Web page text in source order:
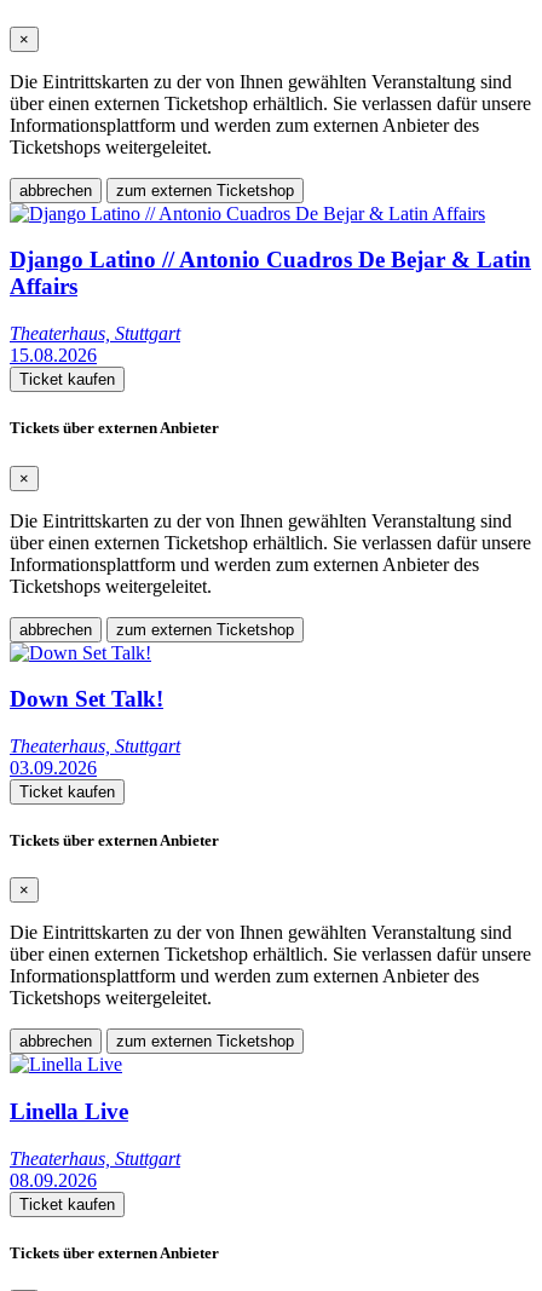
×
Die Eintrittskarten zu der von Ihnen gewählten Veranstaltung sind
über einen externen Ticketshop erhältlich. Sie verlassen dafür unsere
Informationsplattform und werden zum externen Anbieter des
Ticketshops weitergeleitet.
abbrechen zum externen Ticketshop
Django Latino // Antonio Cuadros De Bejar & Latin
Affairs
Theaterhaus, Stuttgart
15.08.2026
Ticket kaufen
Tickets über externen Anbieter
×
Die Eintrittskarten zu der von Ihnen gewählten Veranstaltung sind
über einen externen Ticketshop erhältlich. Sie verlassen dafür unsere
Informationsplattform und werden zum externen Anbieter des
Ticketshops weitergeleitet.
abbrechen zum externen Ticketshop
Down Set Talk!
Theaterhaus, Stuttgart
03.09.2026
Ticket kaufen
Tickets über externen Anbieter
×
Die Eintrittskarten zu der von Ihnen gewählten Veranstaltung sind
über einen externen Ticketshop erhältlich. Sie verlassen dafür unsere
Informationsplattform und werden zum externen Anbieter des
Ticketshops weitergeleitet.
abbrechen zum externen Ticketshop
Linella Live
Theaterhaus, Stuttgart
08.09.2026
Ticket kaufen
Tickets über externen Anbieter